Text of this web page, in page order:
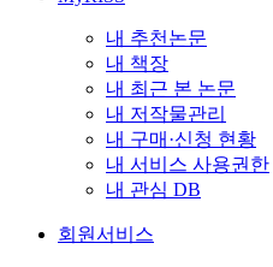
내 추천논문
내 책장
내 최근 본 논문
내 저작물관리
내 구매·신청 현황
내 서비스 사용권한
내 관심 DB
회원서비스